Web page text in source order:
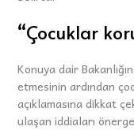
“Çocuklar
Konuya dair
etmesinin ardından
açıklamasına dikkat
ulaşan iddiaları